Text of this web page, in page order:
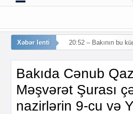
Xəbər lenti 20:42 –
Bakıda Cənub
Məşvərət Şurası
nazirlərin 9-cu və